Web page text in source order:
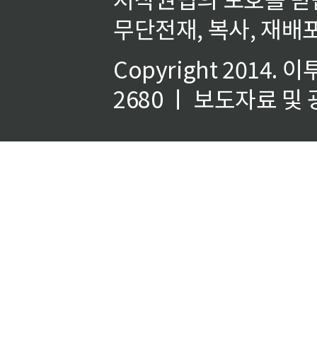
무단전재, 복사, 재배
Copyright 2014. 이
2680 ㅣ 보도자료